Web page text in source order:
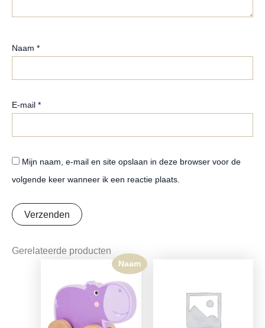
Naam *
E-mail *
Mijn naam, e-mail en site opslaan in deze browser voor de
volgende keer wanneer ik een reactie plaats.
Gerelateerde producten
Naam
€16,99.€13,42.